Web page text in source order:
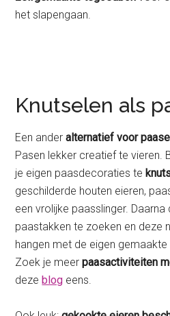
het slapengaan.
Knutselen als
Een anderalternatief voor
Pasen lekker creatief te vieren.
je eigen paasdecoraties te
geschilderde houten eieren,
een vrolijke paasslinger.
paastakken te zoeken en deze
hangen met de eigen
Zoek je meerpaasactiviteiten
deze blog eens.